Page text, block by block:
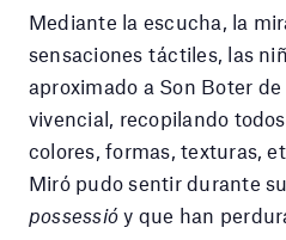
Mediante la escucha, la
sensaciones táctiles, las
aproximado a Son Boter
vivencial, recopilando
colores, formas, texturas,
Miró pudo sentir durante
possessió y que han